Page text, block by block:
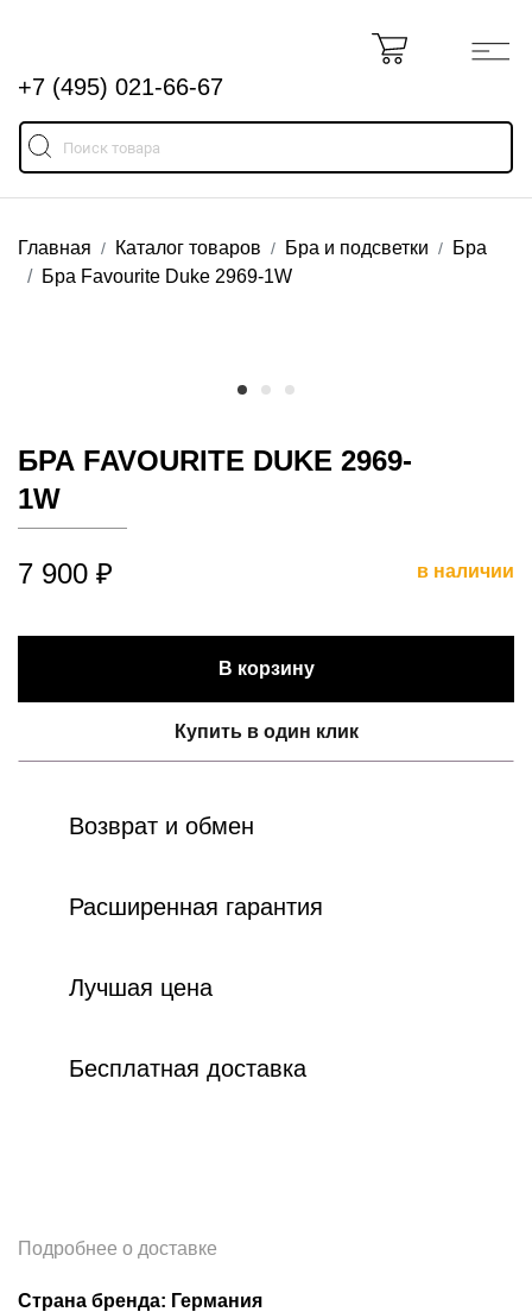
+7 (495) 021-66-67
Главная Каталог товаров Бра и подсветки
Бра
Бра Favourite Duke 2969-1W
БРА FAVOURITE DUKE 2969-
1W
7 900 ₽ в наличии
В корзину
Купить в один клик
Возврат и обмен
Расширенная гарантия
Лучшая цена
Бесплатная доставка
Подробнее о доставке
Страна бренда: Германия